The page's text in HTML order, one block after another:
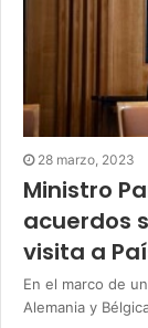
28 marzo, 2023
Ministro
acuerdos
visita a
En el marco de
Alemania y